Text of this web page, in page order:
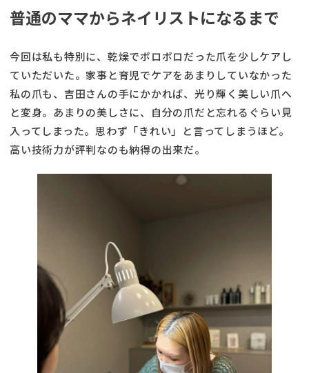
普通のママからネイリストになるまで
今回は私も特別に、乾燥でボロボロだった爪を少しケアし
ていただいた。家事と育児でケアをあまりしていなかった
私の爪も、吉田さんの手にかかれば、光り輝く美しい爪へ
と変身。あまりの美しさに、自分の爪だと忘れるぐらい見
入ってしまった。思わず「きれい」と言ってしまうほど。
高い技術力が評判なのも納得の出来だ。